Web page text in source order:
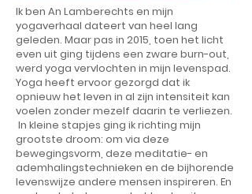
Ik ben An Lamberechts en mijn
yogaverhaal dateert van heel lang
geleden. Maar pas in 2015, toen het licht
even uit ging tijdens een zware burn-out,
werd yoga vervlochten in mijn levenspad.
Yoga heeft ervoor gezorgd dat ik
opnieuw het leven in al zijn intensiteit kan
voelen zonder mezelf daarin te verliezen.
In kleine stapjes ging ik richting mijn
grootste droom: om via deze
bewegingsvorm, deze meditatie- en
ademhalingstechnieken en de bijhorende
levenswijze andere mensen inspireren. En